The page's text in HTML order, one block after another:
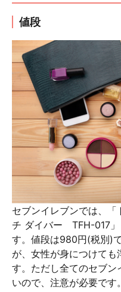
値段
セブンイレブンでは、
チ ダイバー TFH-017」
す。値段は980円(税別)
が、女性が身につけて
す。ただし全てのセブン
いので、注意が必要です。